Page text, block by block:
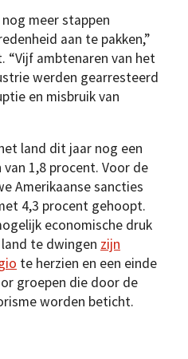
meer stappen
aan te pakken,”
“Vijf ambtenaren van het
werden gearresteerd
en misbruik van
land dit jaar nog een
1,8 procent. Voor de
Amerikaanse sancties
4,3 procent gehoopt.
economische druk
te dwingen zijn
te herzien en een einde
groepen die door de
worden beticht.